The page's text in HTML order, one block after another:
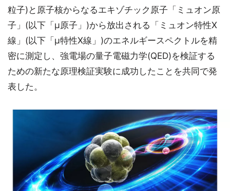
粒子)と原子核からなるエキゾチック原子「ミュオン原
子」(以下「μ原子」)から放出される「ミュオン特性X
線」(以下「μ特性X線」)のエネルギースペクトルを精
密に測定し、強電場の量子電磁力学(QED)を検証する
ための新たな原理検証実験に成功したことを共同で発
表した。